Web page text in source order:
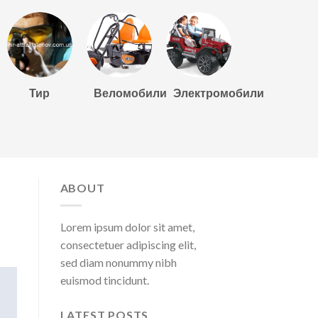
Тир Веломобили Электромобили
ABOUT
Lorem ipsum dolor sit amet,
consectetuer adipiscing elit,
sed diam nonummy nibh
euismod tincidunt.
LATEST POSTS